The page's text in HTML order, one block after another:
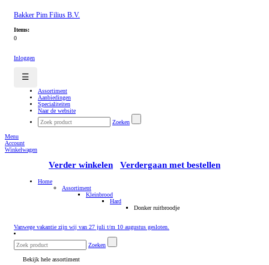
Bakker Pim Filius B.V.
Items:
0
Inloggen
☰
Assortiment
Aanbiedingen
Specialiteiten
Naar de website
Zoeken
Menu
Account
Winkelwagen
Verder winkelen Verdergaan met bestellen
Home
Assortiment
Kleinbrood
Hard
Donker ruitbroodje
Vanwege vakantie zijn wij van 27 juli t/m 10 augustus gesloten.
Zoeken
Bekijk hele assortiment